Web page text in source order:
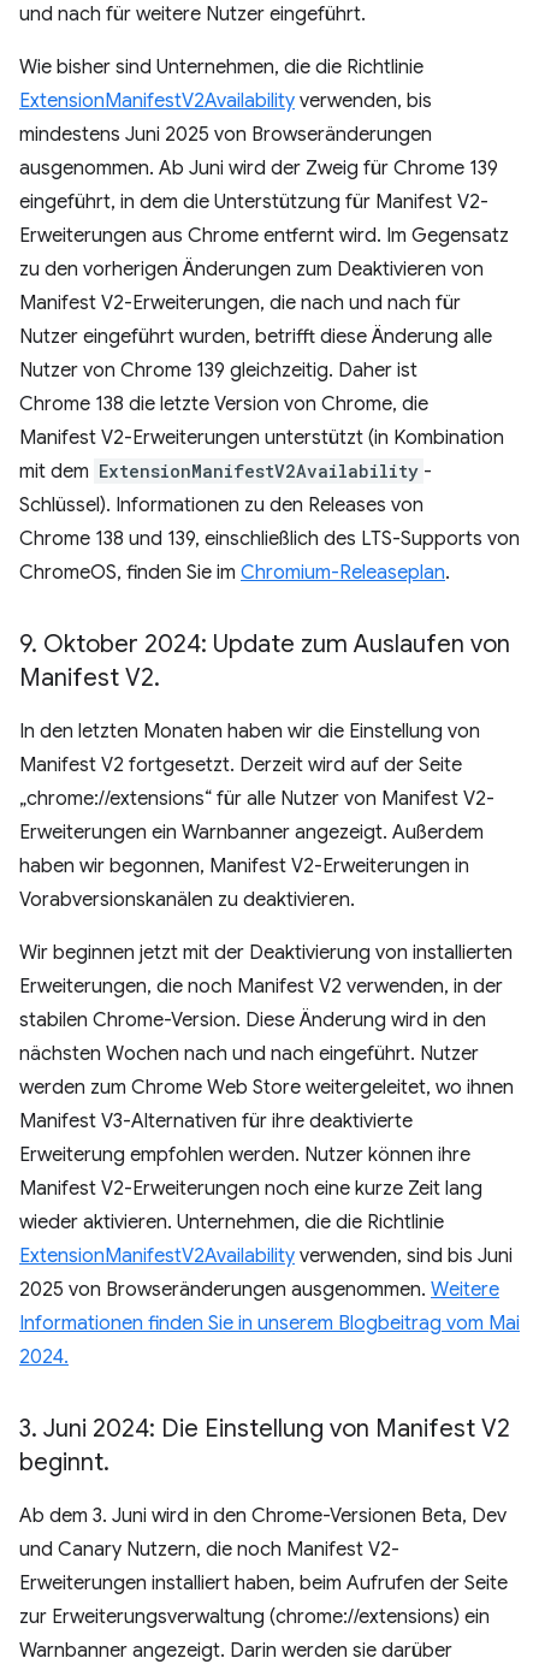
und nach für weitere Nutzer eingeführt.
Wie bisher sind Unternehmen, die die Richtlinie
ExtensionManifestV2Availability verwenden, bis
mindestens Juni 2025 von Browseränderungen
ausgenommen. Ab Juni wird der Zweig für Chrome 139
eingeführt, in dem die Unterstützung für Manifest V2-
Erweiterungen aus Chrome entfernt wird. Im Gegensatz
zu den vorherigen Änderungen zum Deaktivieren von
Manifest V2-Erweiterungen, die nach und nach für
Nutzer eingeführt wurden, betrifft diese Änderung alle
Nutzer von Chrome 139 gleichzeitig. Daher ist
Chrome 138 die letzte Version von Chrome, die
Manifest V2-Erweiterungen unterstützt (in Kombination
mit dem ExtensionManifestV2Availability -
Schlüssel). Informationen zu den Releases von
Chrome 138 und 139, einschließlich des LTS-Supports von
ChromeOS, finden Sie im Chromium-Releaseplan.
9. Oktober 2024: Update zum Auslaufen von
Manifest V2.
In den letzten Monaten haben wir die Einstellung von
Manifest V2 fortgesetzt. Derzeit wird auf der Seite
„chrome://extensions“ für alle Nutzer von Manifest V2-
Erweiterungen ein Warnbanner angezeigt. Außerdem
haben wir begonnen, Manifest V2-Erweiterungen in
Vorabversionskanälen zu deaktivieren.
Wir beginnen jetzt mit der Deaktivierung von installierten
Erweiterungen, die noch Manifest V2 verwenden, in der
stabilen Chrome-Version. Diese Änderung wird in den
nächsten Wochen nach und nach eingeführt. Nutzer
werden zum Chrome Web Store weitergeleitet, wo ihnen
Manifest V3-Alternativen für ihre deaktivierte
Erweiterung empfohlen werden. Nutzer können ihre
Manifest V2-Erweiterungen noch eine kurze Zeit lang
wieder aktivieren. Unternehmen, die die Richtlinie
ExtensionManifestV2Availability verwenden, sind bis Juni
2025 von Browseränderungen ausgenommen. Weitere
Informationen finden Sie in unserem Blogbeitrag vom Mai
2024.
3. Juni 2024: Die Einstellung von Manifest V2
beginnt.
Ab dem 3. Juni wird in den Chrome-Versionen Beta, Dev
und Canary Nutzern, die noch Manifest V2-
Erweiterungen installiert haben, beim Aufrufen der Seite
zur Erweiterungsverwaltung (chrome://extensions) ein
Warnbanner angezeigt. Darin werden sie darüber